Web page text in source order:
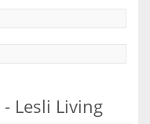
Lesli Living